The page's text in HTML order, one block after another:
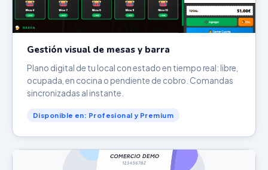
Gestión visual de mesas y barra
Plano digital de tu local con estado en tiempo real: libre,
ocupada, en cocina o pendiente de cobro. Comandas
sincronizadas al instante.
Disponible en: Profesional y Premium